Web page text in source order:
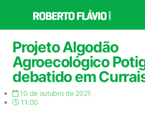
o
conteúdo
Projeto Algodão
Agroecológico
debatido em
10 de outubro de 2021
11:00